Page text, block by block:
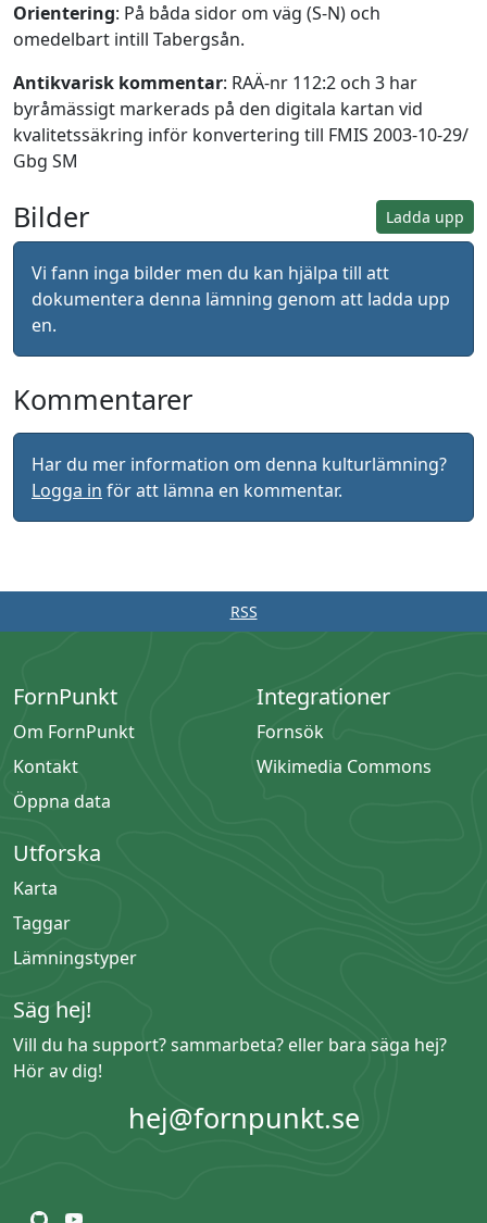
Orientering: På båda sidor om väg (S-N) och
omedelbart intill Tabergsån.
Antikvarisk kommentar: RAÄ-nr 112:2 och 3 har
byråmässigt markerads på den digitala kartan vid
kvalitetssäkring inför konvertering till FMIS 2003-10-29/
Gbg SM
Ladda upp
Bilder
Vi fann inga bilder men du kan hjälpa till att
dokumentera denna lämning genom att ladda upp
en.
Kommentarer
Har du mer information om denna kulturlämning?
Logga in för att lämna en kommentar.
RSS
FornPunkt
Om FornPunkt
Kontakt
Öppna data
Integrationer
Fornsök
Wikimedia Commons
Utforska
Karta
Taggar
Lämningstyper
Säg hej!
Vill du ha support? sammarbeta? eller bara säga hej?
Hör av dig!
hej@fornpunkt.se